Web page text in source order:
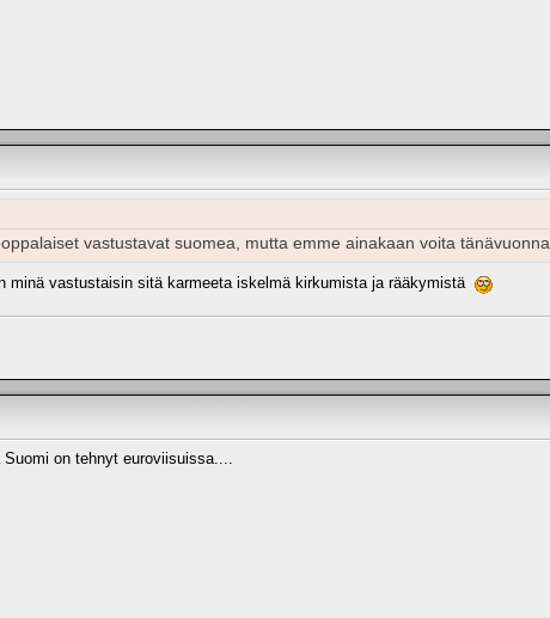
vastustavat suomea, mutta emme ainakaan voita
minä vastustaisin sitä karmeeta iskelmä kirkumista ja rääkymistä
on tehnyt euroviisuissa....